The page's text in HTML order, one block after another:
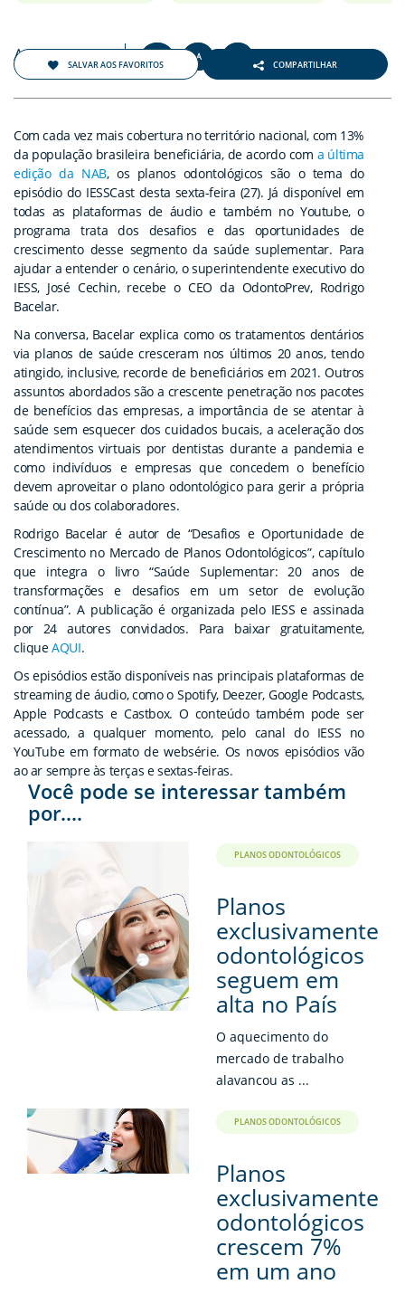
Agosto 2021 A
SALVAR AOS FAVORITOS COMPARTILHAR
Com cada vez mais cobertura no território nacional, com 13%
da população brasileira beneficiária, de acordo com a última
edição da NAB, os planos odontológicos são o tema do
episódio do IESSCast desta sexta-feira (27). Já disponível em
todas as plataformas de áudio e também no Youtube, o
programa trata dos desafios e das oportunidades de
crescimento desse segmento da saúde suplementar. Para
ajudar a entender o cenário, o superintendente executivo do
IESS, José Cechin, recebe o CEO da OdontoPrev, Rodrigo
Bacelar.
Na conversa, Bacelar explica como os tratamentos dentários
via planos de saúde cresceram nos últimos 20 anos, tendo
atingido, inclusive, recorde de beneficiários em 2021. Outros
assuntos abordados são a crescente penetração nos pacotes
de benefícios das empresas, a importância de se atentar à
saúde sem esquecer dos cuidados bucais, a aceleração dos
atendimentos virtuais por dentistas durante a pandemia e
como indivíduos e empresas que concedem o benefício
devem aproveitar o plano odontológico para gerir a própria
saúde ou dos colaboradores.
Rodrigo Bacelar é autor de “Desafios e Oportunidade de
Crescimento no Mercado de Planos Odontológicos”, capítulo
que integra o livro “Saúde Suplementar: 20 anos de
transformações e desafios em um setor de evolução
contínua”. A publicação é organizada pelo IESS e assinada
por 24 autores convidados. Para baixar gratuitamente,
cliqueAQUI.
Os episódios estão disponíveis nas principais plataformas de
streaming de áudio, como o Spotify, Deezer, Google Podcasts,
Apple Podcasts e Castbox. O conteúdo também pode ser
acessado, a qualquer momento, pelo canal do IESS no
YouTube em formato de websérie. Os novos episódios vão
ao ar sempre às terças e sextas-feiras.
Você pode se interessar também
por....
PLANOS ODONTOLÓGICOS
Planos
exclusivamente
odontológicos
seguem em
alta no País
O aquecimento do
mercado de trabalho
alavancou as ...
PLANOS ODONTOLÓGICOS
Planos
exclusivamente
odontológicos
crescem 7%
em um ano